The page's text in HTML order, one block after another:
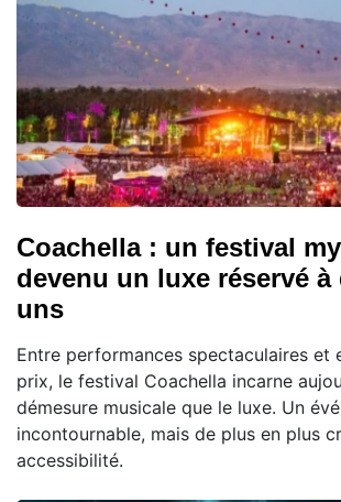
Coachella : un festival
devenu un luxe réservé à
uns
Entre performances spectaculaires et
prix, le festival Coachella incarne
démesure musicale que le luxe. Un
incontournable, mais de plus en plus
accessibilité.